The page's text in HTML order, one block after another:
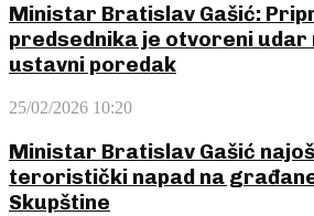
Ministar Bratislav Gašić:
predsednika je otvoreni udar
ustavni poredak
25/02/2026 10:20
Ministar Bratislav Gašić
teroristički napad na
Skupštine